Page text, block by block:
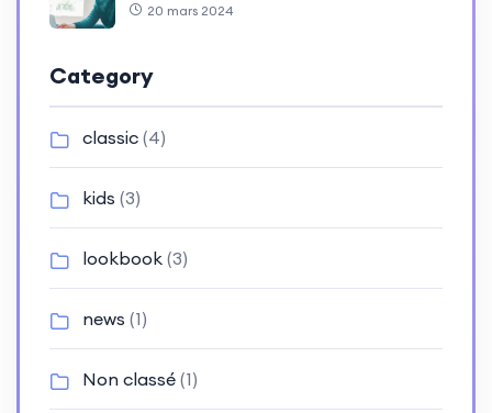
20 mars 2024
Category
classic (4)
kids (3)
lookbook (3)
news (1)
Non classé (1)